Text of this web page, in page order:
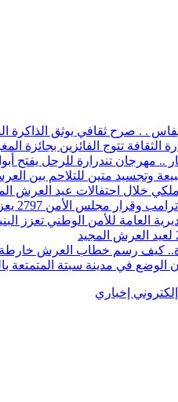
. . صرح ثقافي يوثق الذاكرة
تتوج الفائزين بجائزة
.. مهرجان تندرارة للرحل يفتح
وتجسيد متين للتلاحم بين
خلال احتفالات عيد العرش
الأمن 2797 يعززان الزخم الدبلوماسي
العامة للأمن الوطني تعزز
كيف رسم خطاب العرش خارطة
الوضع في مدينة سبتة المتمتعة